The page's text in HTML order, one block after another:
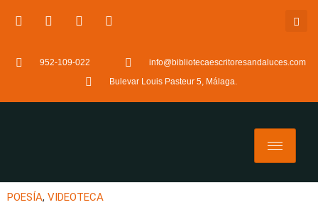
952-109-022
info@bibliotecaescritoresandaluces.com
Bulevar Louis Pasteur 5, Málaga.
POESÍA, VIDEOTECA